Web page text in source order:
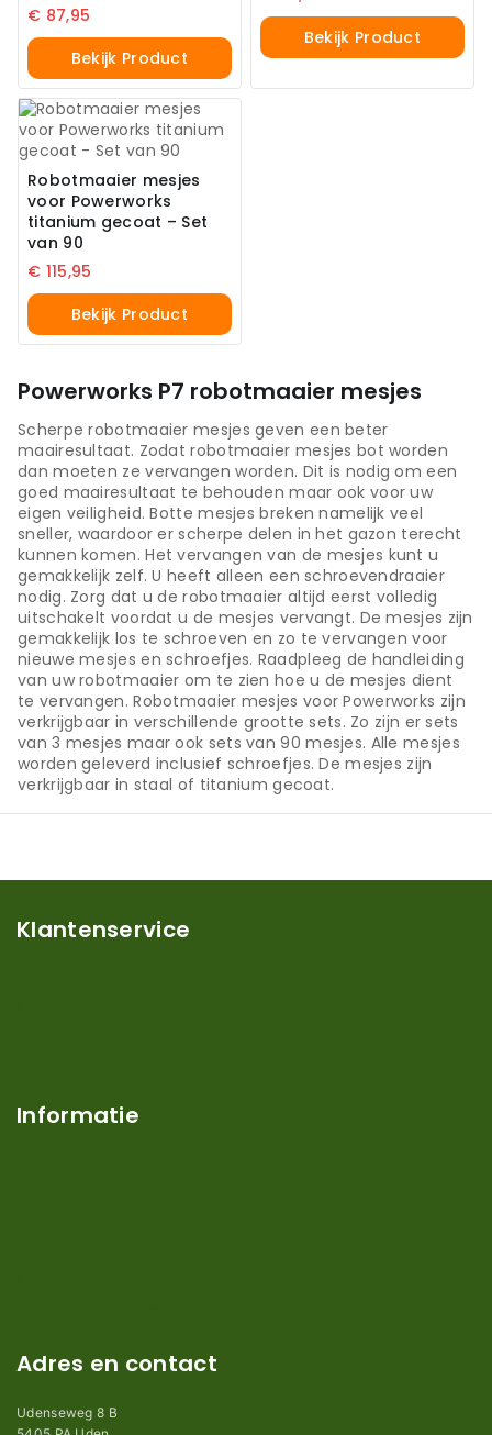
€ 87,95
Bekijk Product
Bekijk Product
Robotmaaier mesjes
voor Powerworks
titanium gecoat – Set
van 90
€ 115,95
Bekijk Product
Powerworks P7 robotmaaier mesjes
Scherpe robotmaaier mesjes geven een beter
maairesultaat. Zodat robotmaaier mesjes bot worden
dan moeten ze vervangen worden. Dit is nodig om een
goed maairesultaat te behouden maar ook voor uw
eigen veiligheid. Botte mesjes breken namelijk veel
sneller, waardoor er scherpe delen in het gazon terecht
kunnen komen. Het vervangen van de mesjes kunt u
gemakkelijk zelf. U heeft alleen een schroevendraaier
nodig. Zorg dat u de robotmaaier altijd eerst volledig
uitschakelt voordat u de mesjes vervangt. De mesjes zijn
gemakkelijk los te schroeven en zo te vervangen voor
nieuwe mesjes en schroefjes. Raadpleeg de handleiding
van uw robotmaaier om te zien hoe u de mesjes dient
te vervangen. Robotmaaier mesjes voor Powerworks zijn
verkrijgbaar in verschillende grootte sets. Zo zijn er sets
van 3 mesjes maar ook sets van 90 mesjes. Alle mesjes
worden geleverd inclusief schroefjes. De mesjes zijn
verkrijgbaar in staal of titanium gecoat.
Klantenservice
Informatie
Adres en contact
Udenseweg 8 B